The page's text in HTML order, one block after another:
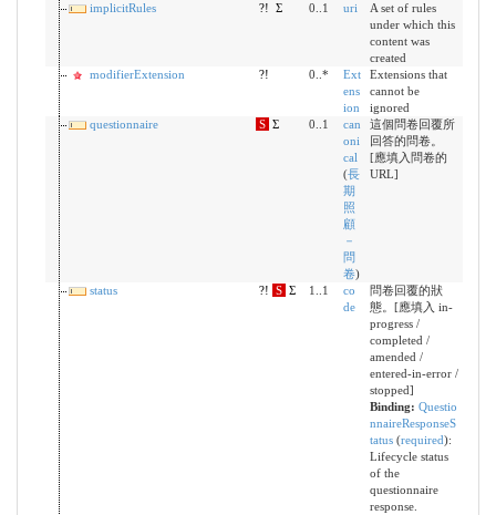
implicitRules ?! Σ 0..1 uri
A set of rules
under which this
content was
created
modifierExtension
?! 0..*
Ext
ens
ion
Extensions that
cannot be
ignored
questionnaire
S Σ 0..1
can
oni
cal
(長
期
照
顧
－
問
卷)
這個問卷回覆所
回答的問卷。
[應填入問卷的
URL]
status ?! S Σ 1..1
co
de
問卷回覆的狀
態。[應填入 in-
progress /
completed /
amended /
entered-in-error /
stopped]
Binding: Questio
nnaireResponseS
tatus(required):
Lifecycle status
of the
questionnaire
response.